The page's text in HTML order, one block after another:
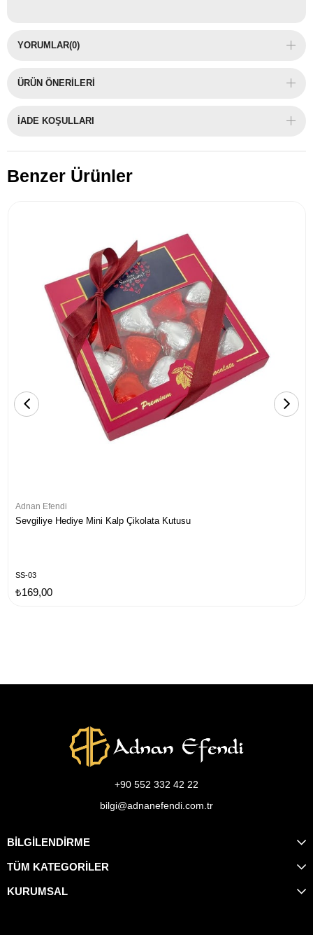
YORUMLAR(0)
ÜRÜN ÖNERILERI
İADE KOŞULLARI
Benzer Ürünler
Adnan Efendi
Sevgiliye Hediye Mini Kalp Çikolata Kutusu
SS-03
₺169,00
+90 552 332 42 22
bilgi@adnanefendi.com.tr
BİLGİLENDİRME
TÜM KATEGORİLER
KURUMSAL